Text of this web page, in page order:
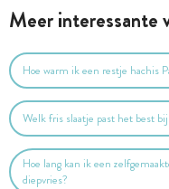
Meer interessante
Hoe warm ik een restje hachis
Welk fris slaatje past het best
Hoe lang kan ik een
diepvries?